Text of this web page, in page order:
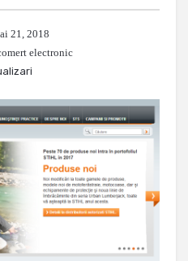
21, 2018
electronic